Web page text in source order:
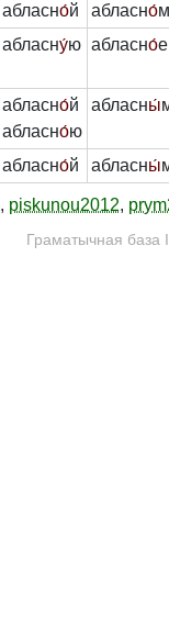
абласно́й абласно́
абласну́ю абласно́е
абласно́й
абласно́ю
абласны́
абласно́й абласны́
, piskunou2012,
Граматычная база